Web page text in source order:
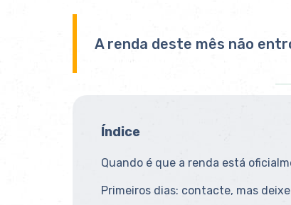
A renda deste mês não
Índice
Quando é que a renda está
Primeiros dias: contacte, mas